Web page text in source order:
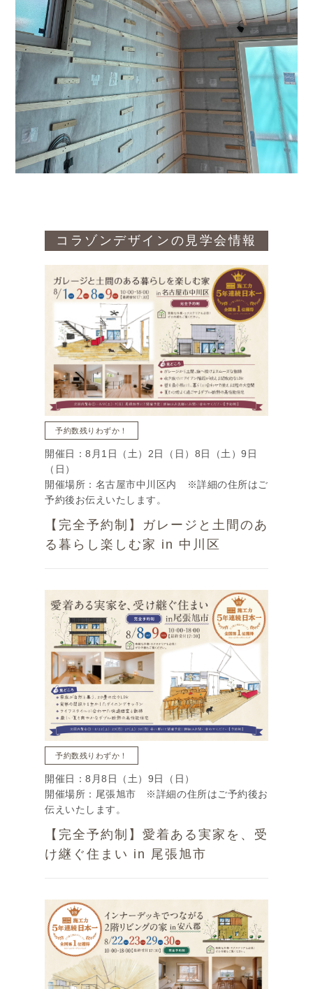
コラゾンデザインの見学会情報
予約数残りわずか！
開催日：8月1日（土）2日（日）8日（土）9日
（日）
開催場所：名古屋市中川区内 ※詳細の住所はご
予約後お伝えいたします。
【完全予約制】ガレージと土間のあ
る暮らし楽しむ家 in 中川区
予約数残りわずか！
開催日：8月8日（土）9日（日）
開催場所：尾張旭市 ※詳細の住所はご予約後お
伝えいたします。
【完全予約制】愛着ある実家を、受
け継ぐ住まい in 尾張旭市